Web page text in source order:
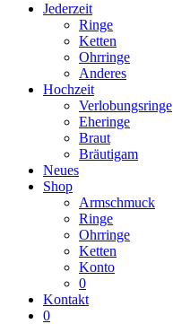
Jederzeit
Ringe
Ketten
Ohrringe
Anderes
Hochzeit
Verlobungsringe
Eheringe
Braut
Bräutigam
Neues
Shop
Armschmuck
Ringe
Ohrringe
Ketten
Konto
0
Kontakt
0